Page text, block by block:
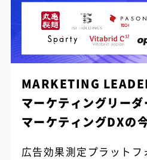
MARKETING
マーケティングリーダ
マーケティングDXの
広告効果測定プラットフ